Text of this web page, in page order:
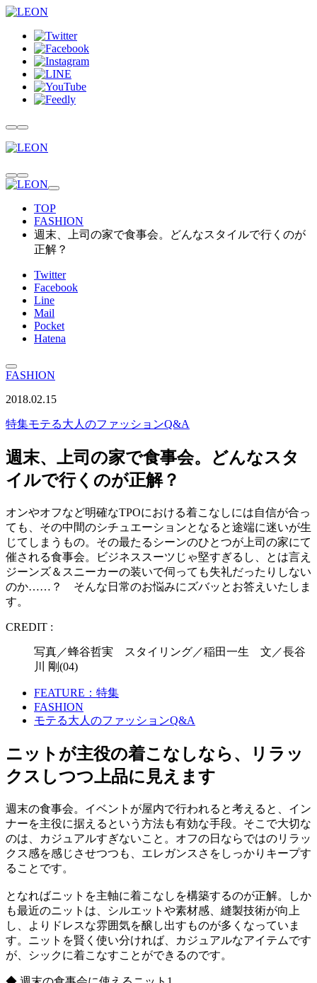
TOP
FASHION
週末、上司の家で食事会。どんなスタイルで行くのが
正解？
Twitter
Facebook
Line
Mail
Pocket
Hatena
FASHION
2018.02.15
特集モテる大人のファッションQ&A
週末、上司の家で食事会。どんなスタ
イルで行くのが正解？
オンやオフなど明確なTPOにおける着こなしには自信が合っ
ても、その中間のシチュエーションとなると途端に迷いが生
じてしまうもの。その最たるシーンのひとつが上司の家にて
催される食事会。ビジネススーツじゃ堅すぎるし、とは言え
ジーンズ＆スニーカーの装いで伺っても失礼だったりしない
のか……？ そんな日常のお悩みにズバッとお答えいたしま
す。
CREDIT :
写真／蜂谷哲実 スタイリング／稲田一生 文／長谷
川 剛(04)
FEATURE：特集
FASHION
モテる大人のファッションQ&A
ニットが主役の着こなしなら、リラッ
クスしつつ上品に見えます
週末の食事会。イベントが屋内で行われると考えると、イン
ナーを主役に据えるという方法も有効な手段。そこで大切な
のは、カジュアルすぎないこと。オフの日ならではのリラッ
クス感を感じさせつつも、エレガンスさをしっかりキープす
ることです。
となればニットを主軸に着こなしを構築するのが正解。しか
も最近のニットは、シルエットや素材感、縫製技術が向上
し、よりドレスな雰囲気を醸し出すものが多くなっていま
す。ニットを賢く使い分ければ、カジュアルなアイテムです
が、シックに着こなすことができるのです。